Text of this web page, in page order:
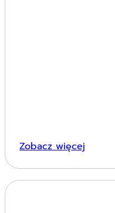
Zobacz więcej